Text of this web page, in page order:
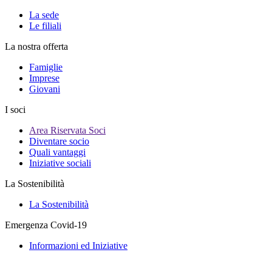
La sede
Le filiali
La nostra offerta
Famiglie
Imprese
Giovani
I soci
Area Riservata Soci
Diventare socio
Quali vantaggi
Iniziative sociali
La Sostenibilità
La Sostenibilità
Emergenza Covid-19
Informazioni ed Iniziative